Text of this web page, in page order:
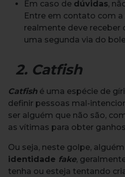
Em caso de dúvidas,
Entre em contato com
realmente deve receber
uma segunda via do
2. Catfish
Catfish é uma espécie de
definir pessoas mal-
ser alguém que não são,
as vítimas para obter
Ou seja, neste golpe,
identidade fake,
tenha ou esteja tentando